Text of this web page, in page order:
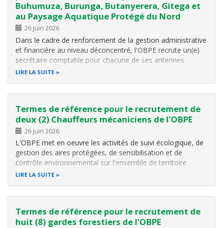
Buhumuza, Burunga, Butanyerera, Gitega et
au Paysage Aquatique Protégé du Nord
26 juin 2026
Dans le cadre de renforcement de la gestion administrative
et financière au niveau déconcentré, l'OBPE recrute un(e)
secrétaire comptable pour chacune de ses antennes
provinciales de Bujumbura, Buhumuza, Burunga,
LIRE LA SUITE
Termes de référence pour le recrutement de
deux (2) Chauffeurs mécaniciens de l'OBPE
26 juin 2026
L'OBPE met en oeuvre les activités de suivi écologique, de
gestion des aires protégées, de sensibilisation et de
contrôle environnemental sur l'ensemble de territoire
national. Ces activités nécessitent des déplacements
LIRE LA SUITE
Termes de référence pour le recrutement de
huit (8) gardes forestiers de l'OBPE